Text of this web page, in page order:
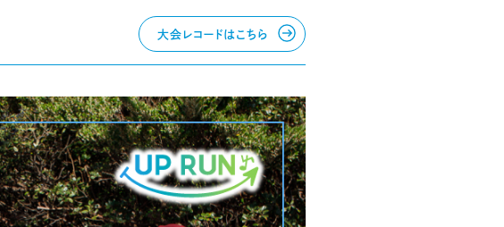
大会レコードはこちら